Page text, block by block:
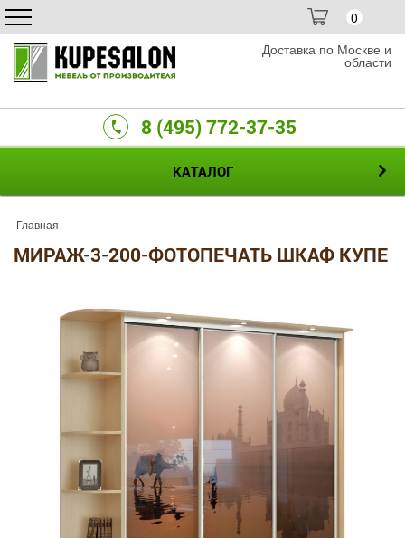
0
Доставка по Москве и
области
8 (495) 772-37-35
КАТАЛОГ
Главная
МИРАЖ-3-200-ФОТОПЕЧАТЬ ШКАФ КУПЕ